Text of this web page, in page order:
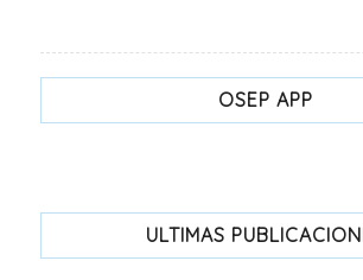
OSEP APP
ULTIMAS